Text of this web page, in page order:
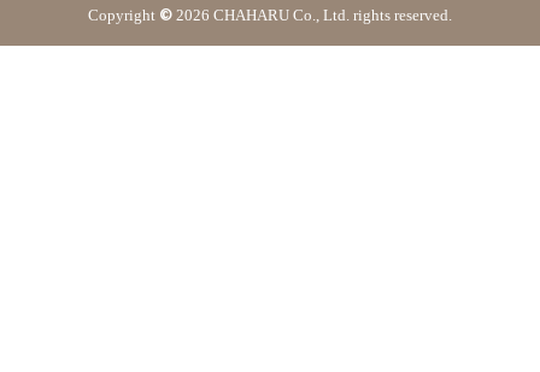
Copyright © 2026 CHAHARU Co., Ltd. rights reserved.